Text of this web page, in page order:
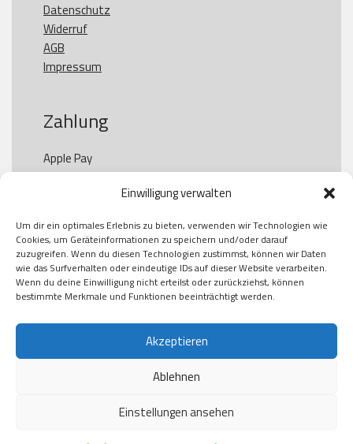
Einwilligung verwalten
Um dir ein optimales Erlebnis zu bieten, verwenden wir Technologien wie
Cookies, um Geräteinformationen zu speichern und/oder darauf
zuzugreifen. Wenn du diesen Technologien zustimmst, können wir Daten
wie das Surfverhalten oder eindeutige IDs auf dieser Website verarbeiten.
Wenn du deine Einwilligung nicht erteilst oder zurückziehst, können
bestimmte Merkmale und Funktionen beeinträchtigt werden.
Akzeptieren
Ablehnen
Einstellungen ansehen
Datenschutz
Widerruf
AGB
Impressum
Zahlung
Apple Pay
Paypal
Kauf auf Rechung
Klarna
American Express